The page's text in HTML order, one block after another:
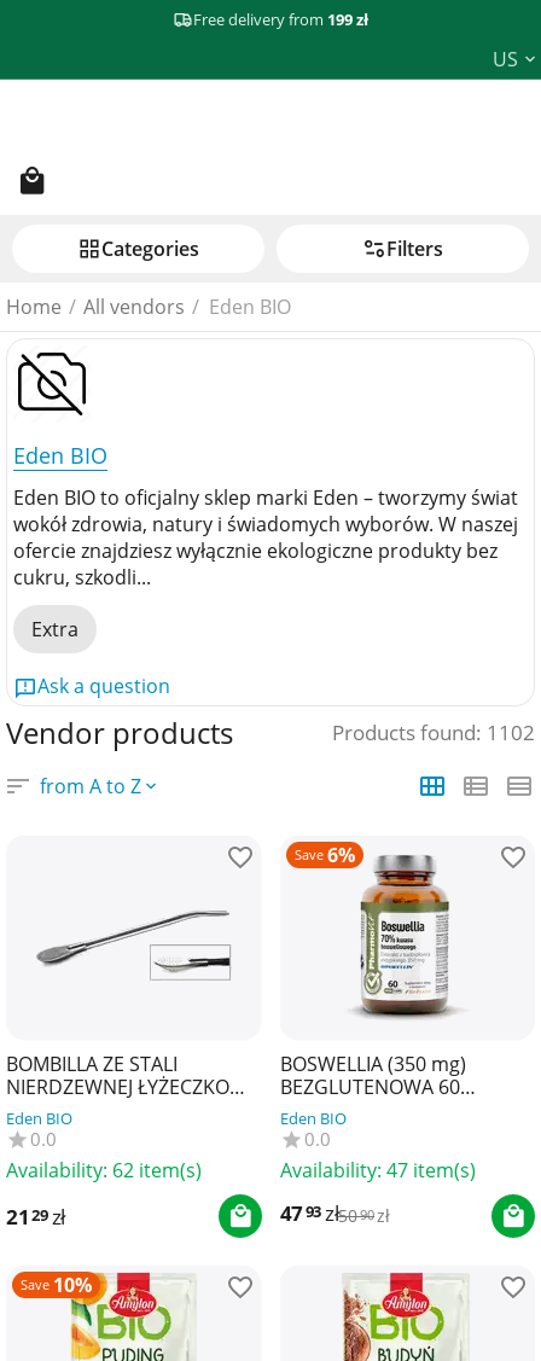
Free delivery from 199 zł
US
Сategories Filters
Home / All vendors / Eden BIO
Vendor products Products found: 1102
from A to Z
BOMBILLA ZE STALI
NIERDZEWNEJ ŁYŻECZKOWA
LIZA 19 cm - ORGANIC MATE
GREEN
Eden BIO
0.0
Availability: 62 item(s)
21 29zł
Save 6%
BOSWELLIA (350 mg)
BEZGLUTENOWA 60
KAPSUŁEK - PHARMOVIT
(CLEAN LABEL)
Eden BIO
0.0
Availability: 47 item(s)
4793zł5090zł
Save 10%
Eden BIO
Eden BIO to oficjalny sklep marki Eden – tworzymy świat
wokół zdrowia, natury i świadomych wyborów. W naszej
ofercie znajdziesz wyłącznie ekologiczne produkty bez
cukru, szkodli...
Extra
Ask a question